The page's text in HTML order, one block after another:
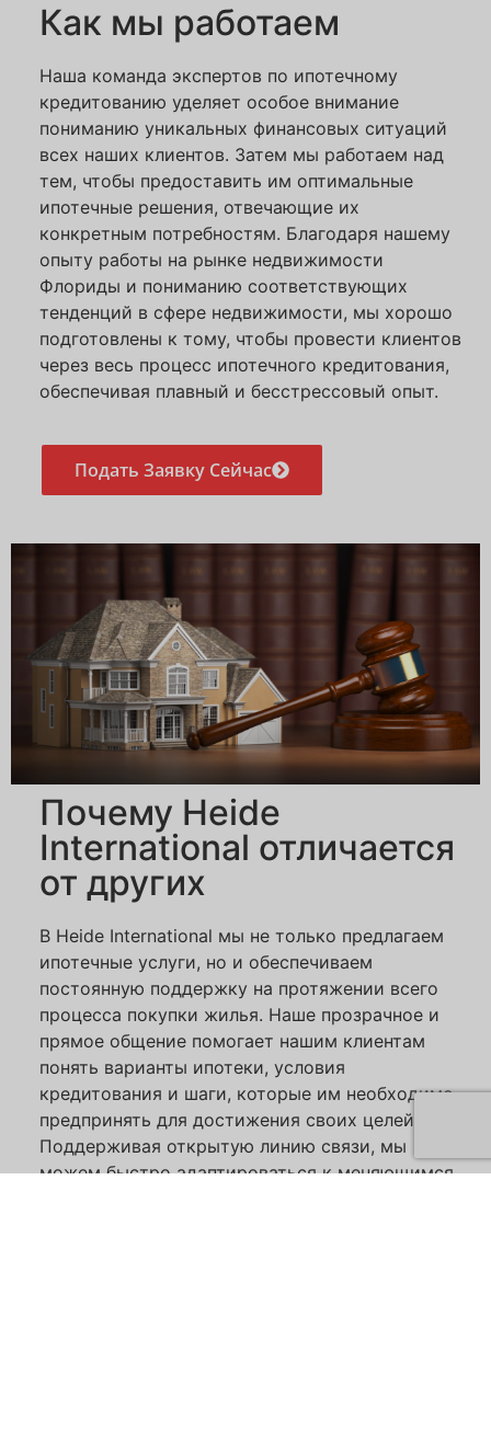
Как мы работаем
Наша команда экспертов по ипотечному
кредитованию уделяет особое внимание
пониманию уникальных финансовых ситуаций
всех наших клиентов. Затем мы работаем над
тем, чтобы предоставить им оптимальные
ипотечные решения, отвечающие их
конкретным потребностям. Благодаря нашему
опыту работы на рынке недвижимости
Флориды и пониманию соответствующих
тенденций в сфере недвижимости, мы хорошо
подготовлены к тому, чтобы провести клиентов
через весь процесс ипотечного кредитования,
обеспечивая плавный и бесстрессовый опыт.
Подать Заявку Сейчас
Почему Heide
International отличается
от других
В Heide International мы не только предлагаем
ипотечные услуги, но и обеспечиваем
постоянную поддержку на протяжении всего
процесса покупки жилья. Наше прозрачное и
прямое общение помогает нашим клиентам
понять варианты ипотеки, условия
кредитования и шаги, которые им необходимо
предпринять для достижения своих целей.
Поддерживая открытую линию связи, мы
можем быстро адаптироваться к меняющимся